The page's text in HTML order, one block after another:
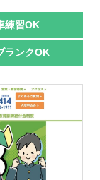
練習OK
ランクOK